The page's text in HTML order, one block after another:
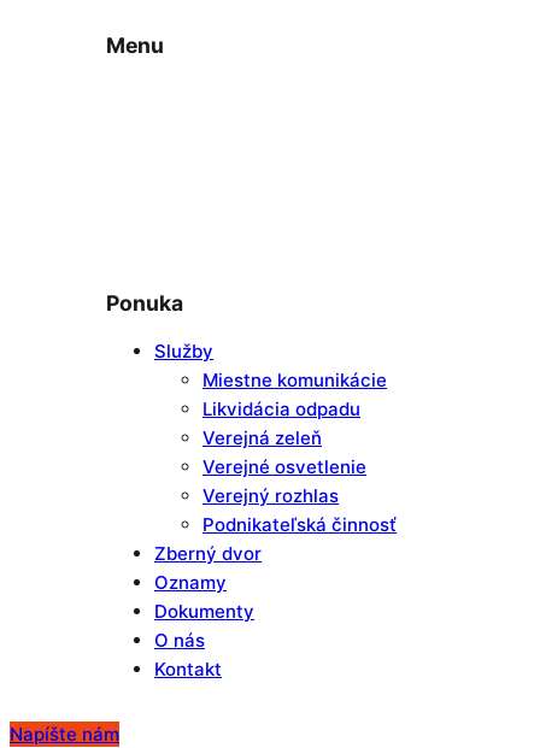
Menu
Ponuka
Služby
Miestne komunikácie
Likvidácia odpadu
Verejná zeleň
Verejné osvetlenie
Verejný rozhlas
Podnikateľská činnosť
Zberný dvor
Oznamy
Dokumenty
O nás
Kontakt
Napíšte nám